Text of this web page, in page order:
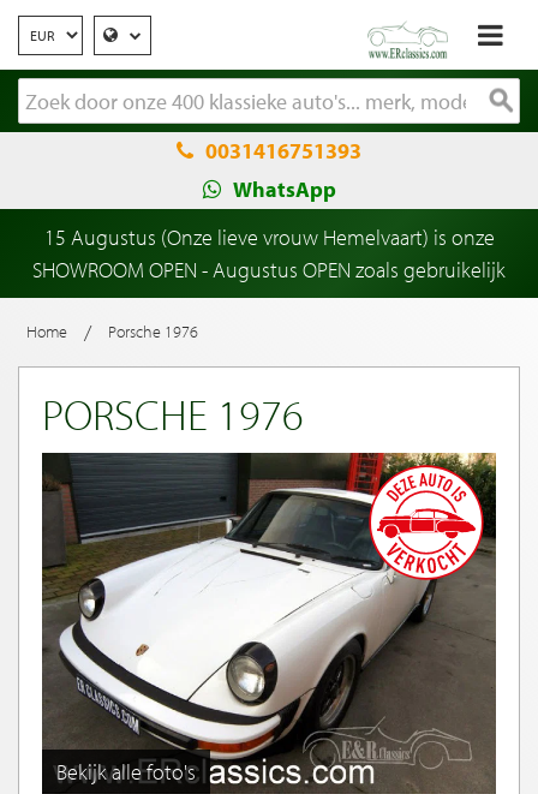
0031416751393
WhatsApp
15 Augustus (Onze lieve vrouw Hemelvaart) is onze
SHOWROOM OPEN - Augustus OPEN zoals gebruikelijk
Home / Porsche 1976
PORSCHE 1976
Bekijk alle foto's